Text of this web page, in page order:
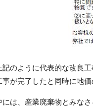
記のように代表的な改良工
事が完了したと同時に地
には、産業廃棄物とみな